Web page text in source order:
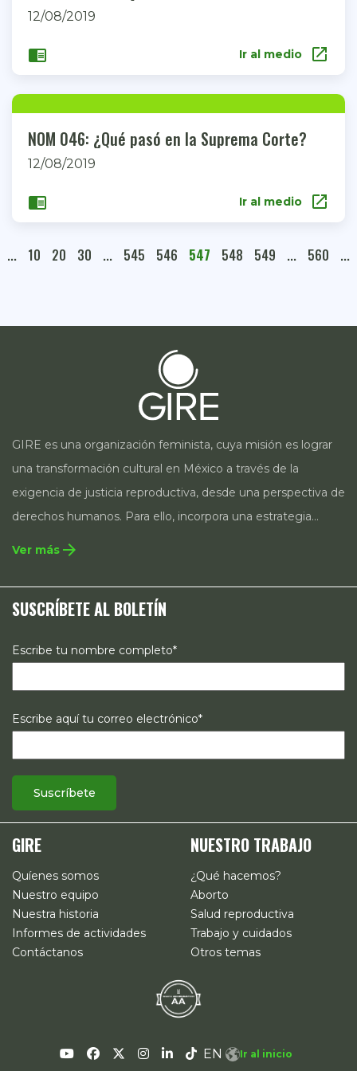
12/08/2019
chrome_reader_mode Ir al medio open_in_new
NOM 046: ¿Qué pasó en la Suprema Corte?
12/08/2019
chrome_reader_mode Ir al medio open_in_new
... 10 20 30 ... 545 546 547 548 549 ... 560 ...
GIRE es una organización feminista, cuya misión es lograr
una transformación cultural en México a través de la
exigencia de justicia reproductiva, desde una perspectiva de
derechos humanos. Para ello, incorpora una estrategia
integral que contempla la incidencia en legislación y
estrategias de comunicación e investigación sobre el
estado de los derechos reproductivos en México.
Ver más arrow_forward
SUSCRÍBETE AL BOLETÍN
Escribe tu nombre completo*
Escribe aquí tu correo electrónico*
GIRE
Quíenes somos
Nuestro equipo
Nuestra historia
Informes de actividades
Contáctanos
NUESTRO TRABAJO
¿Qué hacemos?
Aborto
Salud reproductiva
Trabajo y cuidados
Otros temas
EN Ir al inicio